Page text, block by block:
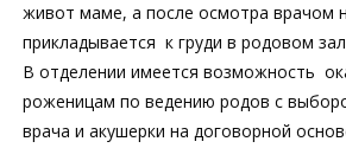
живот маме, а после осмотра врачом
прикладывается к груди в родовом
В отделении имеется возможность
роженицам по ведению родов с
врача и акушерки на договорной